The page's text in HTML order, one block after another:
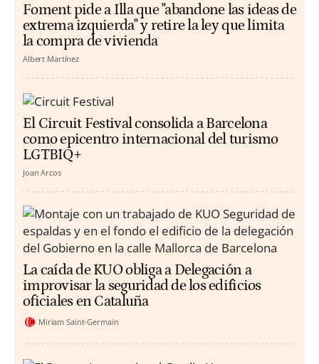
Foment pide a Illa que "abandone las ideas de
extrema izquierda" y retire la ley que limita
la compra de vivienda
Albert Martínez
El Circuit Festival consolida a Barcelona
como epicentro internacional del turismo
LGTBIQ+
Joan Arcos
La caída de KUO obliga a Delegación a
improvisar la seguridad de los edificios
oficiales en Cataluña
Miriam Saint-Germain